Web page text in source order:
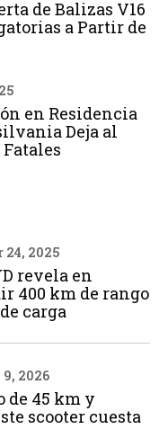
de Balizas V16
a Partir de
en Residencia
Deja al
24, 2025
revela en
400 km de rango
carga
2026
de 45 km y
scooter cuesta